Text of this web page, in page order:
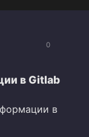
0
в Gitlab
в